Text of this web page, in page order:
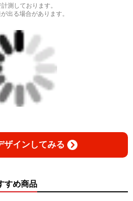
測しております。
出る場合があります。
ザインしてみる
すめ商品